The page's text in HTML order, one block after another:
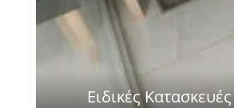
Ειδικές